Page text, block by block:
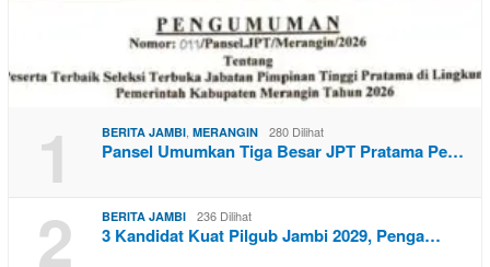
1 BERITA JAMBI MERANGIN 280 Dilihat
Pansel Umumkan Tiga Besar JPT Pratama Pe…
2 BERITA JAMBI 236 Dilihat
3 Kandidat Kuat Pilgub Jambi 2029, Penga…